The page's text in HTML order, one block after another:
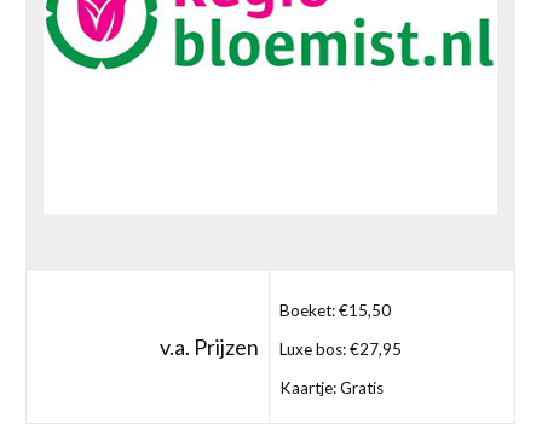
v.a. Prijzen
Boeket: €15,50
Luxe bos: €27,95
Kaartje: Gratis